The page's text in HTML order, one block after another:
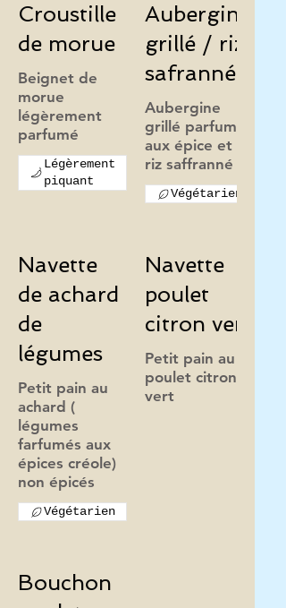
Croustille
de morue
Beignet de
morue
légèrement
Légèrement
piquant
Aubergine
grillé / riz
safranné
Aubergine
grillé parfumé
aux épice et au
Végétarien
Navette
de achard
de
légumes
Petit pain au
achard (
légumes
farfumés aux
épices créole)
Végétarien
Navette
poulet
citron vert
Petit pain au
poulet citron
vert
Bouchon